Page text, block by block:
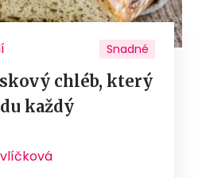
Snadné
chléb, který
každý